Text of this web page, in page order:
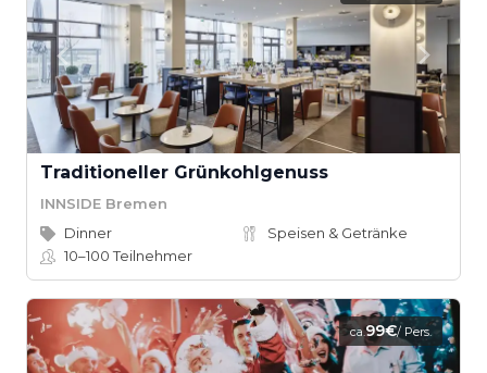
Traditioneller Grünkohlgenuss
INNSIDE Bremen
Dinner
Speisen & Getränke
10–100Teilnehmer
ca.99€/ Pers.